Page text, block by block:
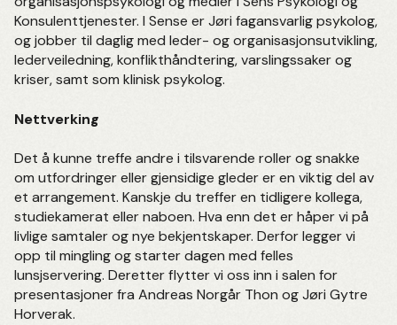
Konsulenttjenester. I Sense er Jøri fagansvarlig psykolog,
og jobber til daglig med leder- og organisasjonsutvikling,
lederveiledning, konflikthåndtering, varslingssaker og
kriser, samt som klinisk psykolog.
Nettverking
Det å kunne treffe andre i tilsvarende roller og snakke
om utfordringer eller gjensidige gleder er en viktig del av
et arrangement. Kanskje du treffer en tidligere kollega,
studiekamerat eller naboen. Hva enn det er håper vi på
livlige samtaler og nye bekjentskaper. Derfor legger vi
opp til mingling og starter dagen med felles
lunsjservering. Deretter flytter vi oss inn i salen for
presentasjoner fra Andreas Norgår Thon og Jøri Gytre
Horverak.